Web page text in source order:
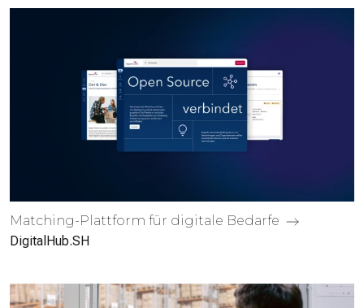
Matching-Plattform für digitale Bedarfe
DigitalHub.SH